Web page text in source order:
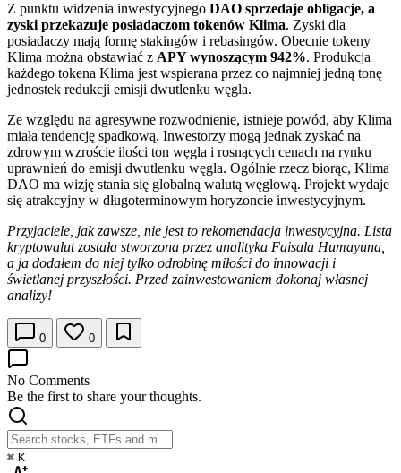
Z punktu widzenia inwestycyjnego DAO sprzedaje obligacje, a
zyski przekazuje posiadaczom tokenów Klima. Zyski dla
posiadaczy mają formę stakingów i rebasingów. Obecnie tokeny
Klima można obstawiać z APY wynoszącym 942%. Produkcja
każdego tokena Klima jest wspierana przez co najmniej jedną tonę
jednostek redukcji emisji dwutlenku węgla.
Ze względu na agresywne rozwodnienie, istnieje powód, aby Klima
miała tendencję spadkową. Inwestorzy mogą jednak zyskać na
zdrowym wzroście ilości ton węgla i rosnących cenach na rynku
uprawnień do emisji dwutlenku węgla. Ogólnie rzecz biorąc, Klima
DAO ma wizję stania się globalną walutą węglową. Projekt wydaje
się atrakcyjny w długoterminowym horyzoncie inwestycyjnym.
Przyjaciele, jak zawsze, nie jest to rekomendacja inwestycyjna. Lista
kryptowalut została stworzona przez analityka Faisala Humayuna,
a ja dodałem do niej tylko odrobinę miłości do innowacji i
świetlanej przyszłości. Przed zainwestowaniem dokonaj własnej
analizy!
0 0
No Comments
Be the first to share your thoughts.
⌘ K